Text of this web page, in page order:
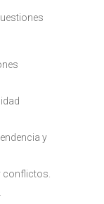
y
conflictos.